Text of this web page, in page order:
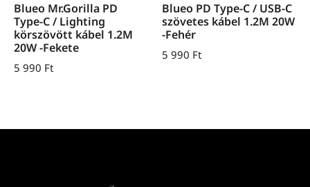
Blueo Mr.Gorilla PD
Type-C / Lighting
körszövött kábel 1.2M
20W -Fekete
5 990 Ft
Blueo PD Type-C / USB-C
szövetes kábel 1.2M 20W
-Fehér
5 990 Ft